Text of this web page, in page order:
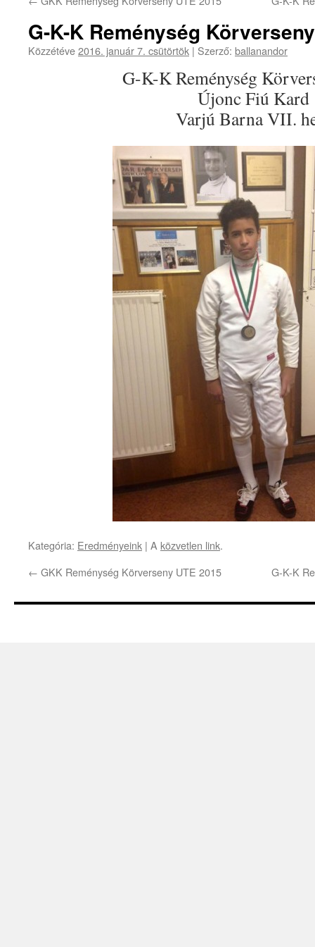
G-K-K Reménység
Közzétéve2016. január 7. csütörtök | Szerző: ballanandor
G-K-K Reménység
Újonc Fiú Kard
Varjú Barna VII.
Kategória: Eredményeink | A közvetlen link.
← GKK Reménység Körverseny UTE 2015 G-K-K